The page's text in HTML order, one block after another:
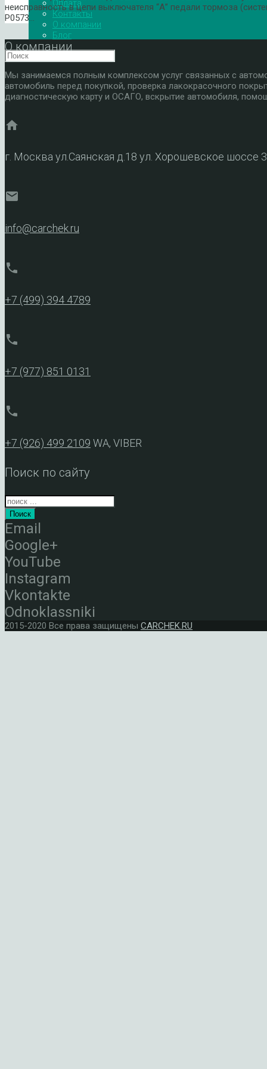
Оплата
Контакты
О компании
Блог
неисправность в цепи выключателя “А” педали тормоза
P0573…
О компании
Мы занимаемся полным комплексом услуг связанных с
автомобиль перед покупкой, проверка лакокрасочного
диагностическую карту и ОСАГО, вскрытие автомобиля,
home
г. Москва ул.Саянская д.18 ул. Хорошевское шоссе
mail
info@carchek.ru
phone
+7 (499) 394 4789
phone
+7 (977) 851 0131
phone
+7 (926) 499 2109 WA, VIBER
Поиск по сайту
Поиск
Email
Google+
YouTube
Instagram
Vkontakte
Odnoklassniki
2015-2020 Все права защищены CARCHEK.RU